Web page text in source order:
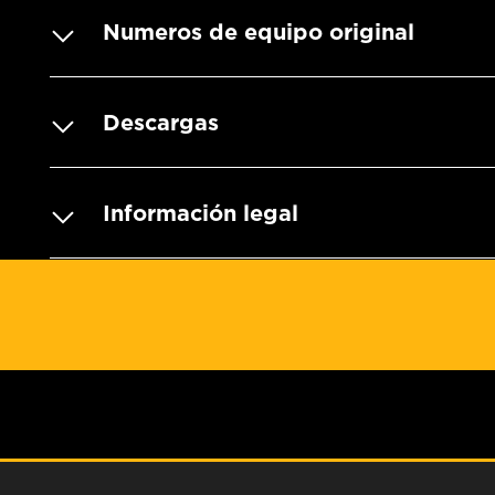
Numeros de equipo original
Descargas
Información legal